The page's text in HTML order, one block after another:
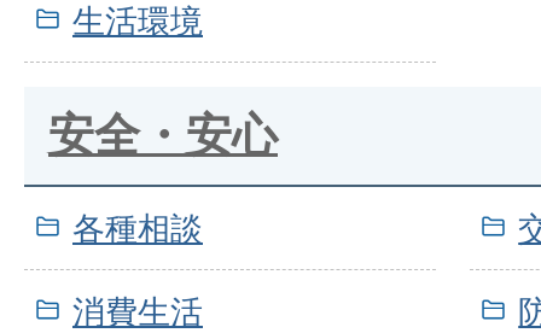
生活環境
安全・安心
各種相談
消費生活